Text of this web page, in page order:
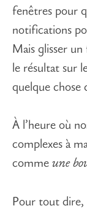
fenêtres pour
notifications
Mais glisser
le résultat sur
quelque chose
À l’heure où
complexes à
comme une
Pour tout dire,